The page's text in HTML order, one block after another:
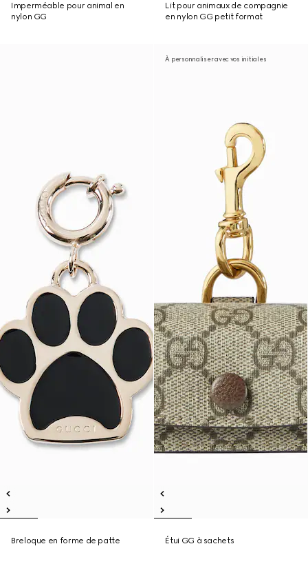
Imperméable pour animal en
nylon GG
Lit pour animaux de compagnie
en nylon GG petit format
Breloque en forme de patte
À personnaliser avec vos initiales
Étui GG à sachets